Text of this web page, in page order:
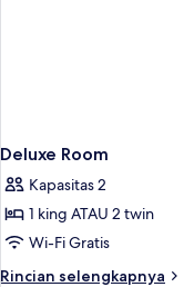
Deluxe Room
Kapasitas 2
1 king ATAU 2 twin
Wi-Fi Gratis
Rincian selengkapnya
Rincian